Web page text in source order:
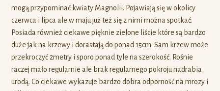
mogą przypominać kwiaty Magnolii. Pojawiają się w okolicy
czerwca i lipca ale w maju już też się z nimi można spotkać.
Posiada również ciekawe pięknie zielone liście które są bardzo
duże jak na krzewy i dorastają do ponad 15cm. Sam krzew może
przekroczyć 2metry i sporo ponad tyle na szerokość. Rośnie
raczej mało regularnie ale brak regularnego pokroju nadrabia
urodą. Co ciekawe wykazuje bardzo dobra odporność na mrozy i